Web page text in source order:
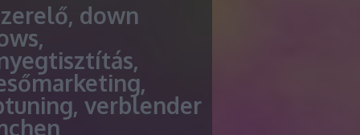
down
verblender